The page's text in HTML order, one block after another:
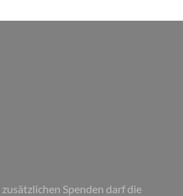
Spenden darf die